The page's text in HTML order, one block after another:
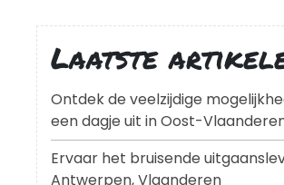
Laatste
Ontdek de veelzijdige
een dagje uit in Oost-
Ervaar het bruisende
Antwerpen, Vlaanderen